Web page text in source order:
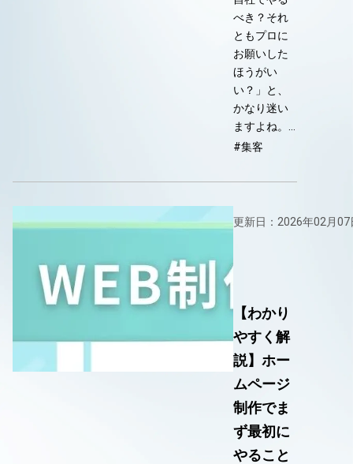
べき？それ
ともプロに
お願いした
ほうがい
い？」と、
かなり迷い
ますよね。…
#集客
更新日：2026年02月07
【わかり
やすく解
説】ホー
ムページ
制作でま
ず最初に
やること